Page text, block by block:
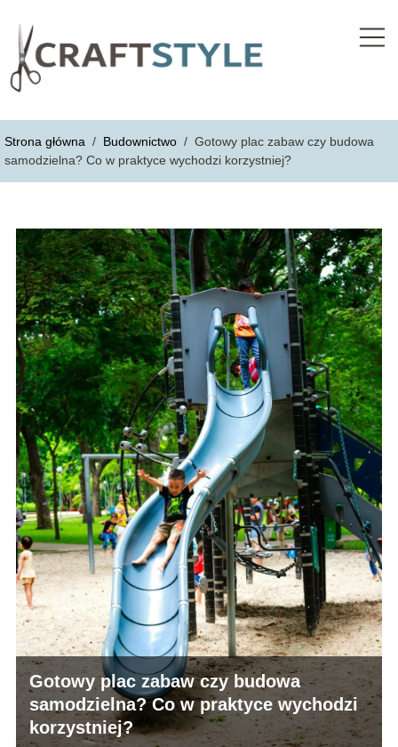
Strona główna / Budownictwo / Gotowy plac zabaw czy budowa
samodzielna? Co w praktyce wychodzi korzystniej?
Gotowy plac zabaw czy budowa
samodzielna? Co w praktyce wychodzi
korzystniej?